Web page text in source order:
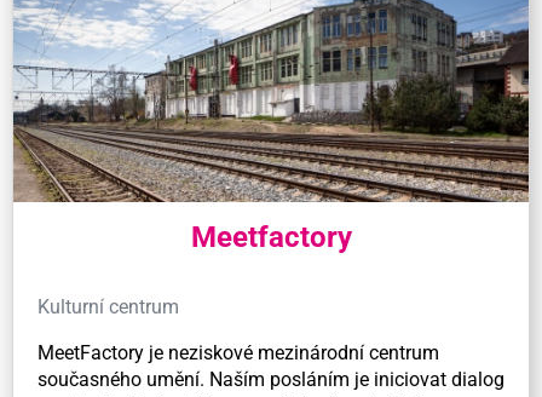
Meetfactory
Kulturní centrum
MeetFactory je neziskové mezinárodní centrum
současného umění. Naším posláním je iniciovat dialog